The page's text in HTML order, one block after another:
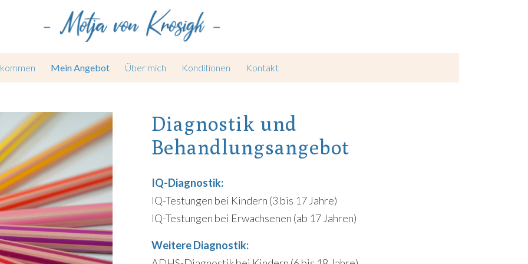
Mein Angebot Über mich Konditionen Kontakt
Diagnostik und
Behandlungsangebot
IQ-Diagnostik:
IQ-Testungen bei Kindern (3 bis 17 Jahre)
IQ-Testungen bei Erwachsenen (ab 17 Jahren)
Weitere Diagnostik: